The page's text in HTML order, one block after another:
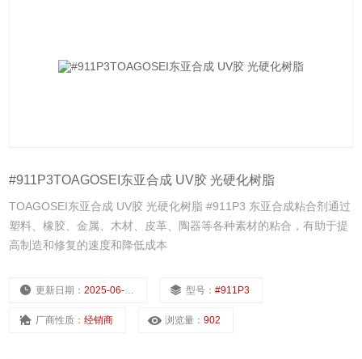
#911P3TOAGOSEI东亚合成 UV胶 光硬化树脂
TOAGOSEI东亚合成 UV胶 光硬化树脂 #911P3 东亚合成粘合剂通过
塑料、橡胶、金属、木材、皮革、陶器等各种素材的粘合，有助于提
高制造和修复的速度和降低成本
更新日期：2025-06-28 型号：#911P3
厂商性质：经销商 浏览量：902